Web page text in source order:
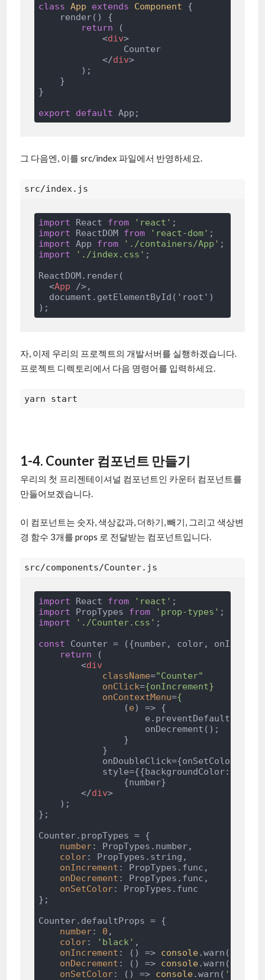
class App extends Component
{
    render() {
return (
<div>
                Counter
</div>
        );
    }
}
export
default
그 다음엔, 이를 src/index 파일에서 반영하세요.
src/index.js
import React from 'react'
import ReactDOM from 'react-dom'
import App from './containers/App'
import
'./index.css' ;
ReactDOM.render(
<App />,
  document.getElementById('root')
자, 이제 우리의 프로젝트의 개발서버를 실행하겠습니다.
프로젝트 디렉토리에서 다음 명령어를 입력하세요.
yarn start
1-4. Counter 컴포넌트 만들기
우리의 첫 프리젠테이셔널 컴포넌트인 카운터 컴포넌트를
만들어보겠습니다.
이 컴포넌트는 숫자, 색상값과, 더하기, 빼기, 그리고 색상변
경 함수 3개를 props 로 전달받는 컴포넌트입니다.
src/components/Counter.js
import React from 'react'
import PropTypes from 'prop-types'
import
'./Counter.css' ;
const Counter = ({number, color,
return (
<div
className="Counter"
onClick={onIncrement}
onContextMenu={
                (
e) => {
                    e.preventDefault();
                    onDecrement();
                }
            }
            onDoubleClick={onSetColor}
style={{backgroundColor:
                {number}
</div>
    );
};
Counter.propTypes = {
number: PropTypes.number,
color: PropTypes.string,
onIncrement : PropTypes.func,
onDecrement : PropTypes.func,
onSetColor: PropTypes.func
};
Counter.defaultProps = {
number: 0 ,
color: 'black' ,
onIncrement : () => console.warn(
onDecrement : () => console.warn(
onSetColor: () => console.warn(